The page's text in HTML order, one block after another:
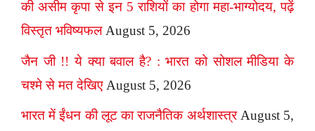
की असीम कृपा से इन 5 राशियों का होगा महा-भाग्योदय, पढ़ें
विस्तृत भविष्यफल August 5, 2026
जैन जी !! ये क्या बवाल है? : भारत को सोशल मीडिया के
चश्मे से मत देखिए August 5, 2026
भारत में ईंधन की लूट का राजनैतिक अर्थशास्त्र August 5,